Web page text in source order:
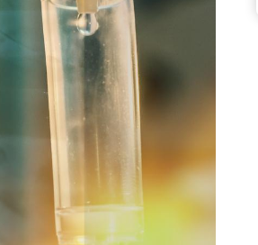
Fortes chaleurs :
pourquoi le risque de
noyade grimpe-t-il ?
Le Viagra pourrait-il
freiner la propagation
cancer ?